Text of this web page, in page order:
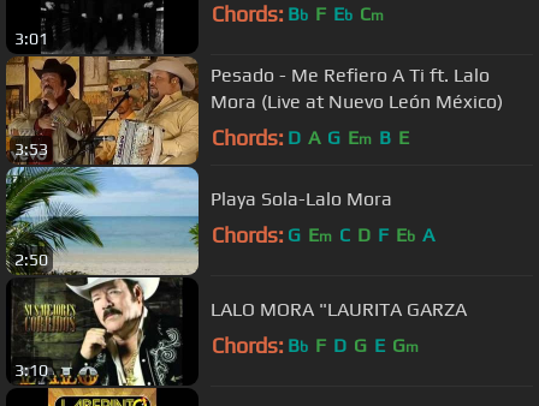
3:01
Chords: Bb F Eb Cm
3:53
Pesado - Me Refiero A Ti ft. Lalo
Mora (Live at Nuevo León México)
Chords: D A G Em B E
2:50
Playa Sola-Lalo Mora
Chords: G Em C D F Eb A
3:10
LALO MORA "LAURITA GARZA
Chords: Bb F D G E Gm